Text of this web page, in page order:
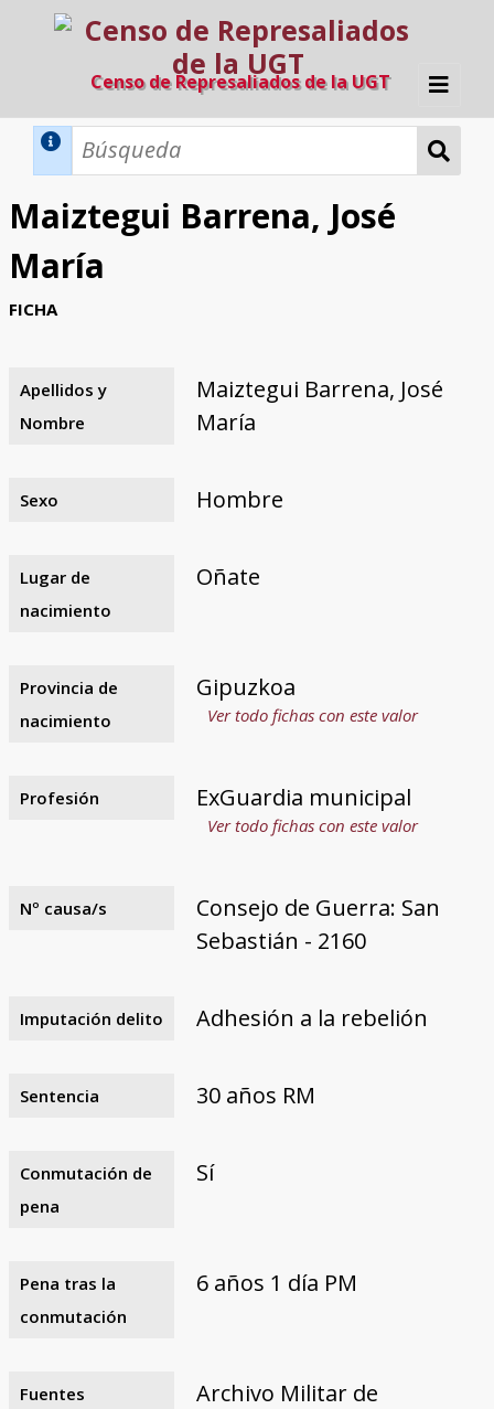
Censo de Represaliados de la UGT
Inicio
Búsqueda Dinámica
Búsqueda Avanzada
Filtros A-Z
Maiztegui Barrena, José
María
FICHA
Apellidos y
Nombre
Maiztegui Barrena, José
María
Sexo Hombre
Lugar de
nacimiento
Oñate
Provincia de
nacimiento
Gipuzkoa
Ver todo fichas con este valor
Profesión ExGuardia municipal
Ver todo fichas con este valor
Nº causa/s
Consejo de Guerra: San
Sebastián - 2160
Imputación delito Adhesión a la rebelión
Sentencia 30 años RM
Conmutación de
pena
Sí
Pena tras la
conmutación
6 años 1 día PM
Fuentes
Archivo Militar de